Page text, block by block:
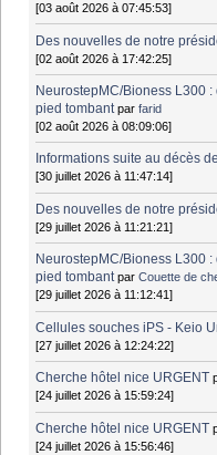
[03 août 2026 à 07:45:53]
Des nouvelles de notre
[02 août 2026 à 17:42:25]
NeurostepMC/Bioness L300
pied tombant parfarid
[02 août 2026 à 08:09:06]
Informations suite au décès
[30 juillet 2026 à 11:47:14]
Des nouvelles de notre
[29 juillet 2026 à 11:21:21]
NeurostepMC/Bioness L300
pied tombant parCouette de
[29 juillet 2026 à 11:12:41]
Cellules souches iPS - Keio
[27 juillet 2026 à 12:24:22]
Cherche hôtel nice URGENT
[24 juillet 2026 à 15:59:24]
Cherche hôtel nice URGENT
[24 juillet 2026 à 15:56:46]